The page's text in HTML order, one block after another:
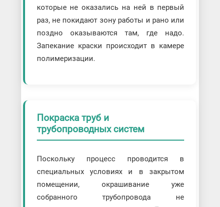
которые не оказались на ней в первый
раз, не покидают зону работы и рано или
поздно оказываются там, где надо.
Запекание краски происходит в камере
полимеризации.
Покраска труб и
трубопроводных систем
Поскольку процесс проводится в
специальных условиях и в закрытом
помещении, окрашивание уже
собранного трубопровода не